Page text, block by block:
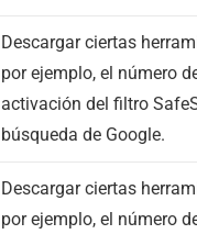
Descargar ciertas
por ejemplo, el número
activación del filtro
búsqueda de Google.
Descargar ciertas
por ejemplo, el número